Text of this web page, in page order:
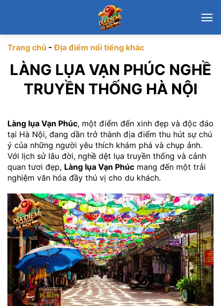
dungTrang chủ -Địa điểm nổi tiếng khác
LÀNG LỤA VẠN PHÚC NGHỀ
TRUYỀN THỐNG HÀ NỘI
Làng lụa Vạn Phúc, một điểm đến xinh đẹp và độc đáo
tại Hà Nội, đang dần trở thành địa điểm thu hút sự chú
ý của những người yêu thích khám phá và chụp ảnh.
Với lịch sử lâu đời, nghề dệt lụa truyền thống và cảnh
quan tươi đẹp, Làng lụa Vạn Phúc mang đến một trải
nghiệm văn hóa đầy thú vị cho du khách.